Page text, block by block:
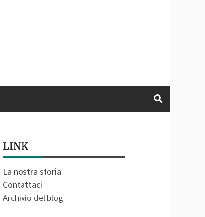
LINK
La nostra storia
Contattaci
Archivio del blog